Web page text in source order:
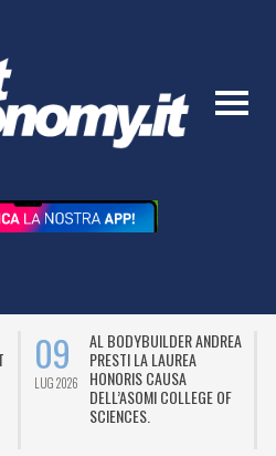
09
LUG 2026
AL BODYBUILDER ANDREA
PRESTI LA LAUREA
HONORIS CAUSA
DELL’ASOMI COLLEGE OF
SCIENCES.